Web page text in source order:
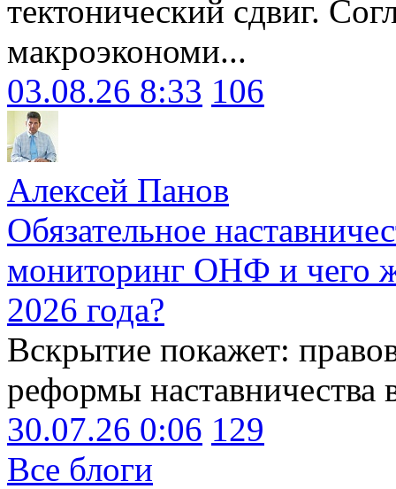
тектонический сдвиг.
макроэкономи...
03.08.26 8:33 106
Алексей Панов
Обязательное
мониторинг ОНФ и чего
2026 года?
Вскрытие покажет:
реформы наставничества
30.07.26 0:06 129
Все блоги